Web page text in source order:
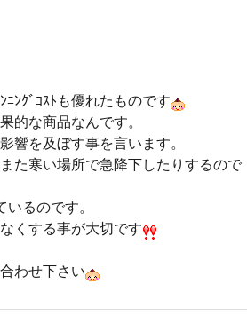
ﾝｸﾞｺｽﾄも優れたものです
的な商品なんです。
響を及ぼす事を言います。
た寒い場所で急降下したりするので
るのです。
くする事が大切です
わせ下さい